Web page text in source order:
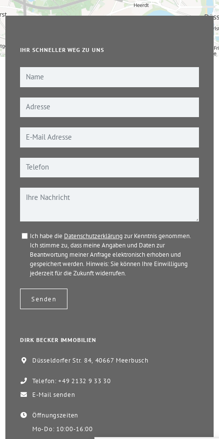
© OpenStreetMap-Mitwirkende
IHR SCHNELLER WEG ZU UNS
Ich habe die Datenschutzerklärung zur Kenntnis genommen.
Ich stimme zu, dass meine Angaben und Daten zur
Beantwortung meiner Anfrage elektronisch erhoben und
gespeichert werden. Hinweis: Sie können Ihre Einwilligung
jederzeit für die Zukunft widerrufen.
DIRK BECKER IMMOBILIEN
Düsseldorfer Str. 84, 40667 Meerbusch
Telefon: +49 2132 9 33 30
E-Mail senden
Öffnungszeiten
Mo-Do: 10:00-16:00